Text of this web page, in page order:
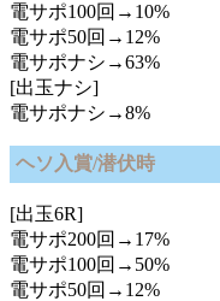
電サポ100回→10%
電サポ50回→12%
電サポナシ→63%
[出玉ナシ]
電サポナシ→8%
ヘソ入賞/潜伏時
[出玉6R]
電サポ200回→17%
電サポ100回→50%
電サポ50回→12%